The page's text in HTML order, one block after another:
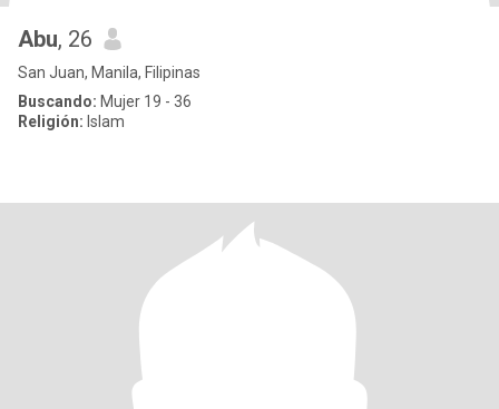
Abu, 26
San Juan, Manila, Filipinas
Buscando: Mujer 19 - 36
Religión: Islam